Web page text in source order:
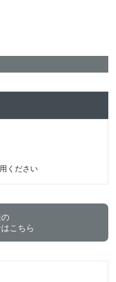
ください
こちら